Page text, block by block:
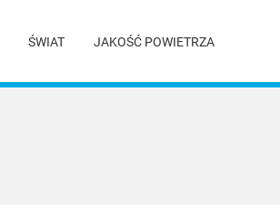
ŚWIAT JAKOŚĆ POWIETRZA